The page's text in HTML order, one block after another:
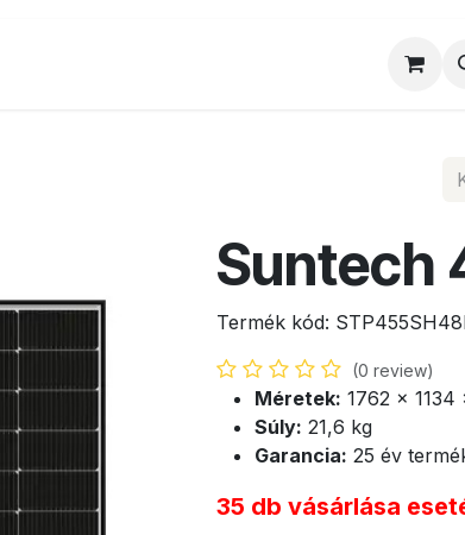
Suntech
Termék kód:
(0 review)
Méretek: 1762 x 1134
Súly: 21,6 kg
Garancia: 25 év
35 db vásárlása